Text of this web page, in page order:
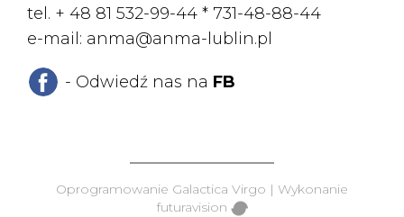
tel. + 48 81 532-99-44 * 731-48-88-44
e-mail: anma@anma-lublin.pl
- Odwiedź nas na FB
Oprogramowanie Galactica Virgo | Wykonanie
futuravision